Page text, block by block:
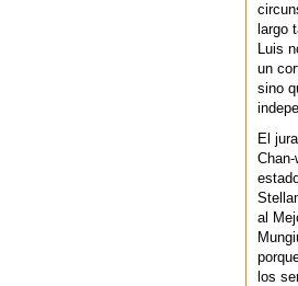
largo
Luis
un
sino
El
al
los